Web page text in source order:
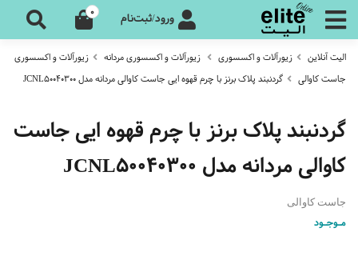
ورود/ثبت‌نام 0
الیت آنلاین زیورآلات و اکسسوری زیورآلات و اکسسوری مردانه
زیورآلات و اکسسوری
جاست کاوالی
گردنبند پلاک برنز با چرم قهوه ایی جاست کاوالی مردانه مدل JCNL50040300
گردنبند پلاک برنز با چرم قهوه ایی جاست
کاوالی مردانه مدل JCNL50040300
جاست کاوالی
مـوجـود